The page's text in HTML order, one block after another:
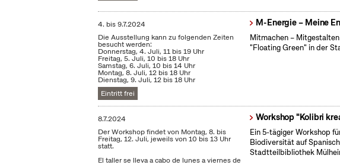
4. bis9.7.2024
Die Ausstellung kann zu folgenden Zeiten
besucht werden:
Donnerstag, 4. Juli, 11 bis 19 Uhr
Freitag, 5. Juli, 10 bis 18 Uhr
Samstag, 6. Juli, 10 bis 14 Uhr
Montag, 8. Juli, 12 bis 18 Uhr
Dienstag, 9. Juli, 12 bis 18 Uhr
Eintritt frei
M-Energie – Meine
Mitmachen –
"Floating Green" in der
8.7.2024
Der Workshop findet von Montag, 8. bis
Freitag, 12. Juli, jeweils von 10 bis 13 Uhr
statt.
El taller se lleva a cabo de lunes a viernes de
Workshop "Kolibri
Ein 5-tägiger Workshop
Biodiversität auf
Stadtteilbibliothek